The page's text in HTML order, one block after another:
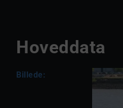
Hoveddata
Billede: